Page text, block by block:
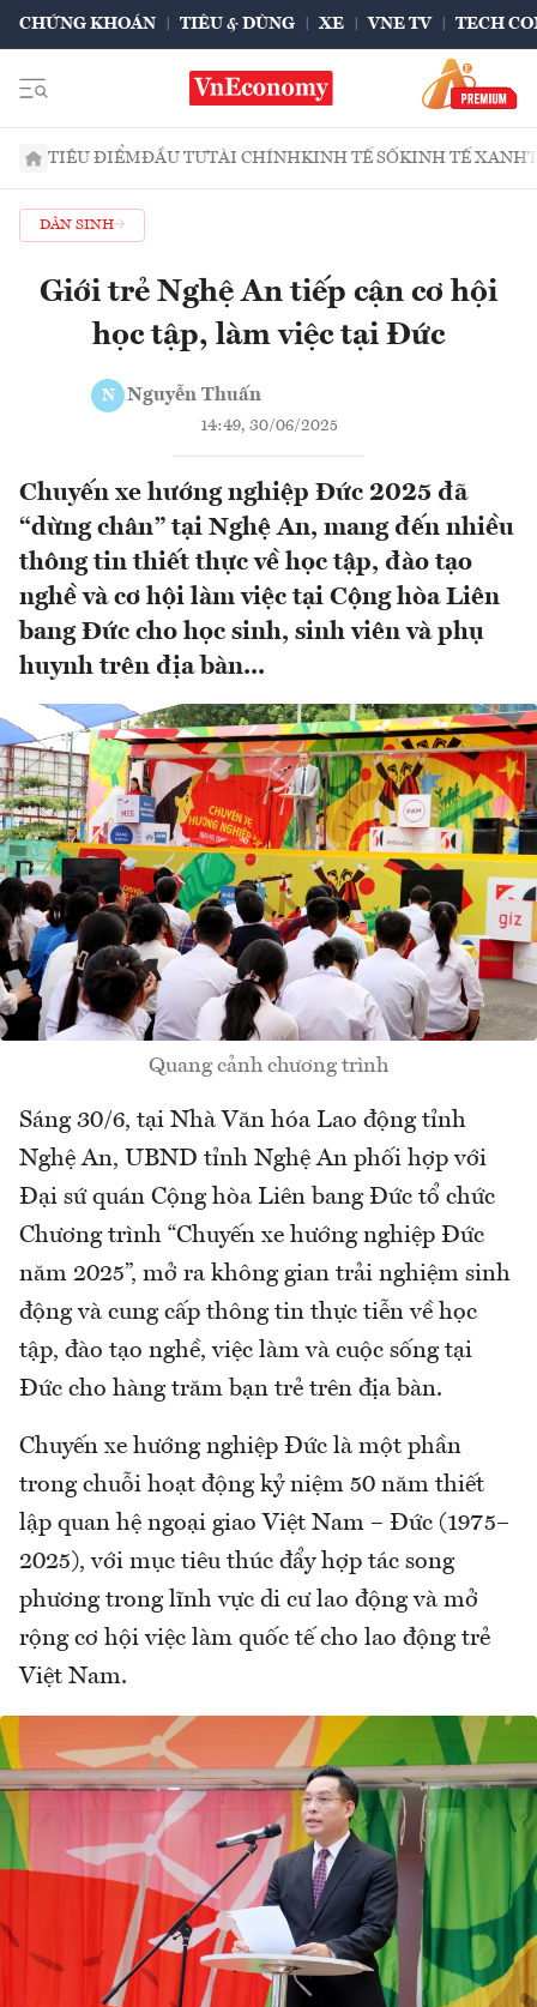
CHỨNG KHOÁN TIÊU & DÙNG XE VNE TV TECH
TIÊU ĐIỂMĐẦU TƯTÀI CHÍNHKINH TẾ SỐKINH TẾ XANH
DÂN SINH
Giới trẻ Nghệ An tiếp cận cơ hội
học tập, làm việc tại Đức
N Nguyễn Thuấn
14:49, 30/06/2025
Chuyến xe hướng nghiệp Đức 2025 đã
“dừng chân” tại Nghệ An, mang đến nhiều
thông tin thiết thực về học tập, đào tạo
nghề và cơ hội làm việc tại Cộng hòa Liên
bang Đức cho học sinh, sinh viên và phụ
huynh trên địa bàn...
Quang cảnh chương trình
Sáng 30/6, tại Nhà Văn hóa Lao động tỉnh
Nghệ An, UBND tỉnh Nghệ An phối hợp với
Đại sứ quán Cộng hòa Liên bang Đức tổ chức
Chương trình “Chuyến xe hướng nghiệp Đức
năm 2025”, mở ra không gian trải nghiệm sinh
động và cung cấp thông tin thực tiễn về học
tập, đào tạo nghề, việc làm và cuộc sống tại
Đức cho hàng trăm bạn trẻ trên địa bàn.
Chuyến xe hướng nghiệp Đức là một phần
trong chuỗi hoạt động kỷ niệm 50 năm thiết
lập quan hệ ngoại giao Việt Nam – Đức (1975–
2025), với mục tiêu thúc đẩy hợp tác song
phương trong lĩnh vực di cư lao động và mở
rộng cơ hội việc làm quốc tế cho lao động trẻ
Việt Nam.